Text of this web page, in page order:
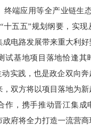
终端应用等全产业链生
十五五”规划纲要，实现
成电路发展带来重大利
试基地项目落地恰逢其
动实践，也是政企双向
，双方将以项目落地为
作，携手推动晋江集成
府将全力打造一流营